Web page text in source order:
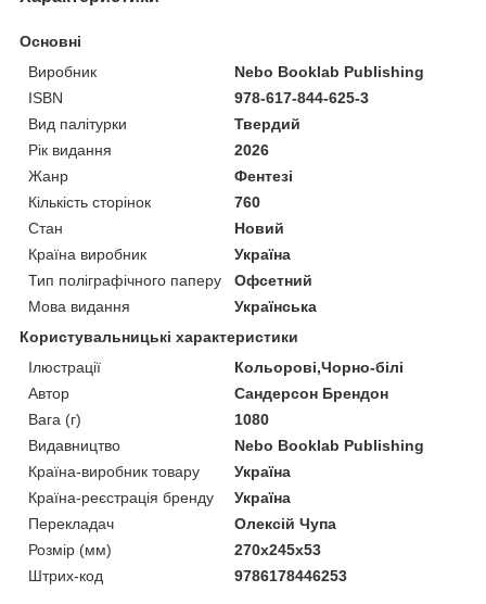
Основні
Виробник
Nebo Booklab Publishing
ISBN
978-617-844-625-3
Вид палітурки
Твердий
Рік видання
2026
Жанр
Фентезі
Кількість сторінок
760
Стан
Новий
Країна виробник
Україна
Тип поліграфічного паперу
Офсетний
Мова видання
Українська
Користувальницькі характеристики
Ілюстрації
Кольорові,Чорно-білі
Автор
Сандерсон Брендон
Вага (г)
1080
Видавництво
Nebo Booklab Publishing
Країна-виробник товару
Україна
Країна-реєстрація бренду
Україна
Перекладач
Олексій Чупа
Розмір (мм)
270х245х53
Штрих-код
9786178446253